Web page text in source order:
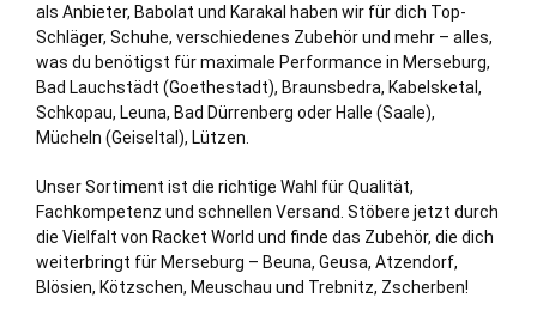
als Anbieter, Babolat und Karakal haben wir für dich Top-
Schläger, Schuhe, verschiedenes Zubehör und mehr – alles,
was du benötigst für maximale Performance in Merseburg,
Bad Lauchstädt (Goethestadt), Braunsbedra, Kabelsketal,
Schkopau, Leuna, Bad Dürrenberg oder Halle (Saale),
Mücheln (Geiseltal), Lützen.
Unser Sortiment ist die richtige Wahl für Qualität,
Fachkompetenz und schnellen Versand. Stöbere jetzt durch
die Vielfalt von Racket World und finde das Zubehör, die dich
weiterbringt für Merseburg – Beuna, Geusa, Atzendorf,
Blösien, Kötzschen, Meuschau und Trebnitz, Zscherben!